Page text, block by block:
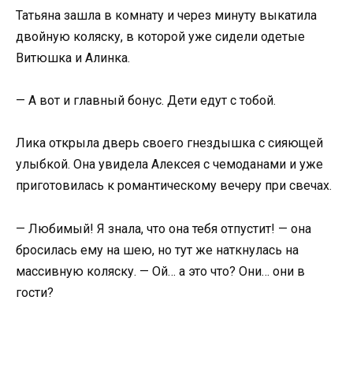
Татьяна зашла в комнату и через минуту выкатила
двойную коляску, в которой уже сидели одетые
Витюшка и Алинка.
— А вот и главный бонус. Дети едут с тобой.
Лика открыла дверь своего гнездышка с сияющей
улыбкой. Она увидела Алексея с чемоданами и уже
приготовилась к романтическому вечеру при свечах.
— Любимый! Я знала, что она тебя отпустит! — она
бросилась ему на шею, но тут же наткнулась на
массивную коляску. — Ой… а это что? Они… они в
гости?